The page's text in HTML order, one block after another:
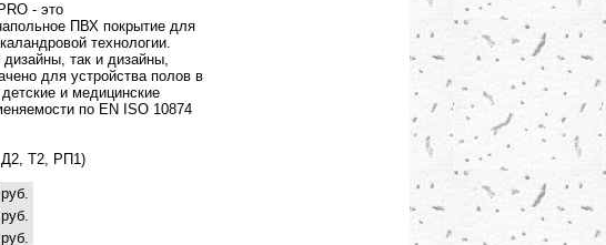
- это
ПВХ покрытие для
технологии.
так и дизайны,
для устройства полов в
и медицинские
по EN ISO 10874
Д2, Т2, РП1)